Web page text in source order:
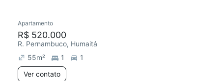
Redecorar
Apartamento
R$ 520.000
R. Pernambuco, Humaitá
55m² 1
1
Ver contato